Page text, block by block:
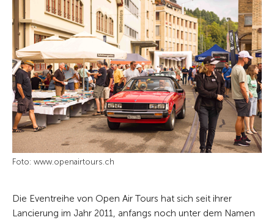
Foto: www.openairtours.ch
Die Eventreihe von Open Air Tours hat sich seit ihrer
Lancierung im Jahr 2011, anfangs noch unter dem Namen